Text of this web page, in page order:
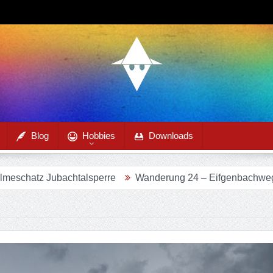
Blog Hobbies Downloads
Jubachtalsperre Wanderung 24 – Eifgenbachweg im